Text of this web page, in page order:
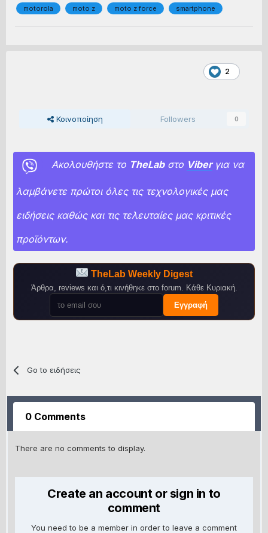
motorola moto z moto z force smartphone
2
Κοινοποίηση Followers 0
Ακολουθήστε το TheLabστο Viber για να
λαμβάνετε πρώτοι όλες τις τεχνολογικές μας
ειδήσεις καθώς και τις τελευταίες μας κριτικές
προϊόντων.
TheLab Weekly Digest
Άρθρα, reviews και ό,τι κινήθηκε στο forum. Κάθε Κυριακή.
Εγγραφή
Go to ειδήσεις
0 Comments
There are no comments to display.
Create an account or sign in to
comment
You need to be a member in order to leave a comment